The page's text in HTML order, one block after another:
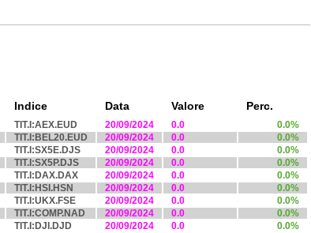
Indice Data Valore Perc.
TIT.I:AEX.EUD 20/09/2024 0.0
0.0%
TIT.I:BEL20.EUD 20/09/2024 0.0
0.0%
TIT.I:SX5E.DJS 20/09/2024 0.0
0.0%
TIT.I:SX5P.DJS 20/09/2024 0.0
0.0%
TIT.I:DAX.DAX 20/09/2024 0.0
0.0%
TIT.I:HSI.HSN 20/09/2024 0.0
0.0%
TIT.I:UKX.FSE 20/09/2024 0.0
0.0%
TIT.I:COMP.NAD 20/09/2024 0.0
0.0%
TIT.I:DJI.DJD 20/09/2024 0.0
0.0%